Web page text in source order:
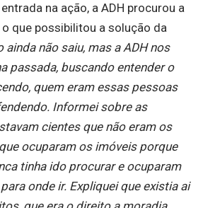
na ação, a ADH procurou a
que possibilitou a solução da
ainda não saiu, mas a ADH nos
passada, buscando entender o
quem eram essas pessoas
Informei sobre as
cientes que não eram os
ocuparam os imóveis porque
tinha ido procurar e ocuparam
onde ir. Expliquei que existia ai